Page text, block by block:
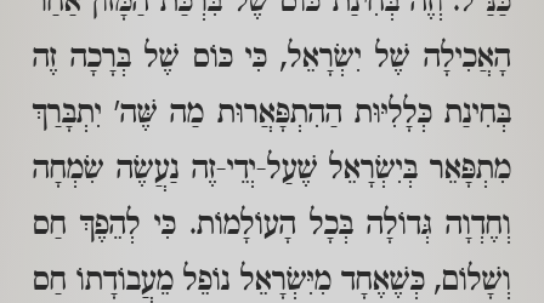
הָאֲכִילָה שֶׁל יִשְׂרָאֵל, כִּי כּוֹס שֶׁל בְּרָכָה זֶה
בְּחִינַת כְּלָלִיּוּת הַהִתְפָּאֲרוּת מַה שֶּׁה' יִתְבָּרַךְ
מִתְפָּאֵר בְּיִשְׂרָאֵל שֶׁעַל-יְדֵי-זֶה נַעֲשֶׂה שִׂמְחָה
וְחֶדְוָה גְּדוֹלָה בְּכָל הָעוֹלָמוֹת. כִּי לְהֵפֶךְ חַס
וְשָׁלוֹם, כְּשֶׁאֶחָד מִיִּשְׂרָאֵל נוֹפֵל מֵעֲבוֹדָתוֹ חַס